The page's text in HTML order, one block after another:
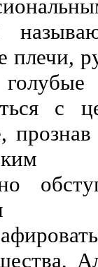
плечи,
с